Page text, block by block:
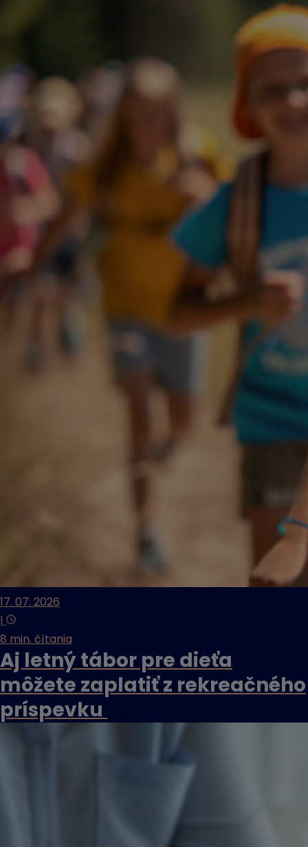
17. 07. 2026
|
8 min. čítania
Aj letný tábor pre dieťa
môžete zaplatiť z rekreačného
príspevku